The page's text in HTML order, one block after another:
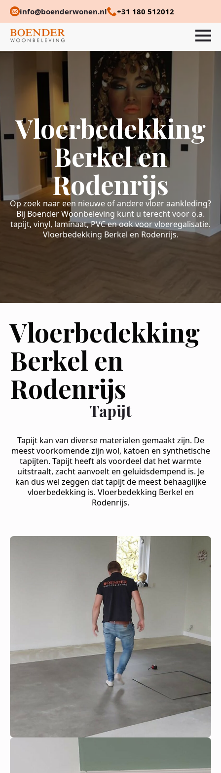
info@boenderwonen.nl +31 180 512012
Vloerbedekking
Berkel en
Rodenrijs
Op zoek naar een nieuwe of andere vloer aankleding?
Bij Boender Woonbeleving kunt u terecht voor o.a.
tapijt, vinyl, laminaat, PVC en ook voor vloeregalisatie.
Vloerbedekking Berkel en Rodenrijs.
Vloerbedekking
Berkel en
Rodenrijs
Tapijt
Tapijt kan van diverse materialen gemaakt zijn. De
meest voorkomende zijn wol, katoen en synthetische
tapijten. Tapijt heeft als voordeel dat het warmte
uitstraalt, zacht aanvoelt en geluidsdempend is. Je
kan dus wel zeggen dat tapijt de meest behaaglijke
vloerbedekking is. Vloerbedekking Berkel en
Rodenrijs.